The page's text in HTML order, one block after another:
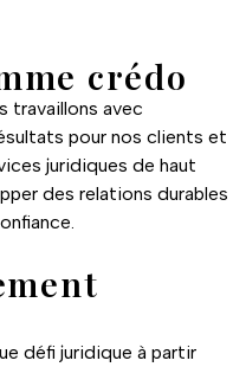
crédo
travaillons avec
pour nos clients et
juridiques de haut
des relations durables
défi juridique à partir